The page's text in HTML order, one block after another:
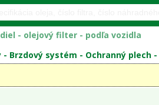
- olejový filter - podľa vozidla
- Brzdový systém - Ochranný plech-